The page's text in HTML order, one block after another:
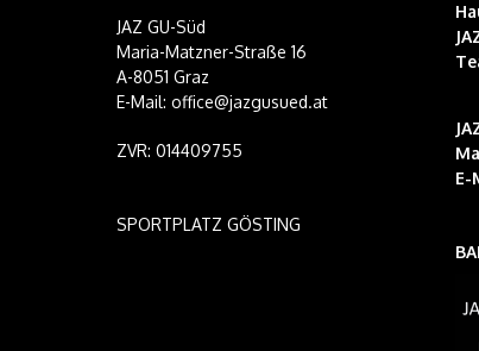
JAZ GU-Süd
Maria-Matzner-Straße 16
A-8051 Graz
E-Mail: office@jazgusued.at
ZVR: 014409755
SPORTPLATZ GÖSTING
E-